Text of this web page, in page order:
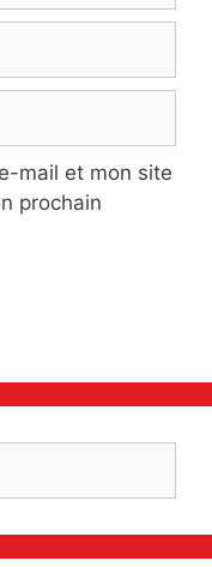
mail et mon site
prochain